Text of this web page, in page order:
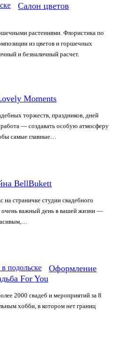
Салон цветов
растениями. Флористика по
из цветов и горшечных
и безналичный расчет.
Moments
торжеств, праздников, дней
— создавать особую атмосферу
самые главные…
BellBukett
страничке студии свадебного
важный день в вашей жизни —
Оформление
For You
2000 свадеб и мероприятий за 8
хобби, в котором нет границ